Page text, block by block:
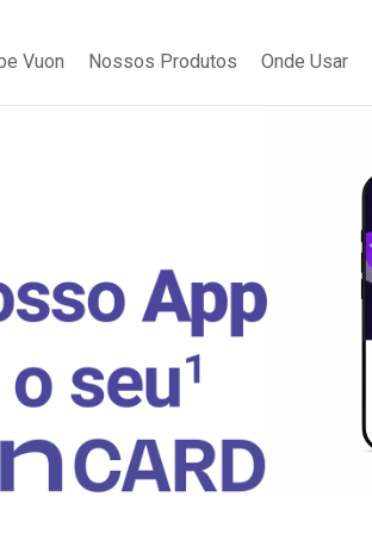
Vuon Nossos Produtos Onde Usar